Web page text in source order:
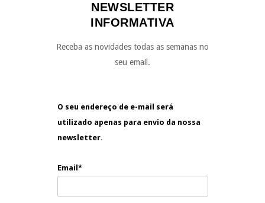
NEWSLETTER
INFORMATIVA
Receba as novidades todas as semanas no
seu email.
O seu endereço de e-mail será
utilizado apenas para envio da nossa
newsletter.
Email*